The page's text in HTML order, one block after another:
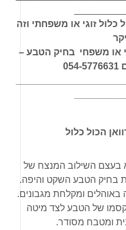
כלול זוגי או משפחתי וזה
או משפחי בחיק הטבע –
הכול כלול
בעצם השילוב המנצח של
בחיק הטבע השקט והיפה.
באוהלים ומקלחת מגבונים.
של הטבע לצד מיטה
ומטבח מסודר.